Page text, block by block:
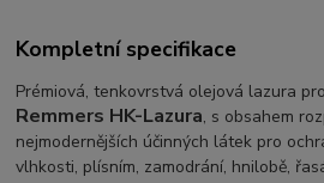
Kompletní specifikace
Prémiová, tenkovrstvá olejová lazura
Remmers HK-Lazura, s obsahem
nejmodernějších účinných látek pro
vlhkosti, plísním, zamodrání, hnilobě,